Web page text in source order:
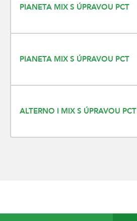
PIANETA MIX S ÚPRAVOU PCT
PIANETA MIX S ÚPRAVOU PCT
ALTERNO I MIX S ÚPRAVOU PCT